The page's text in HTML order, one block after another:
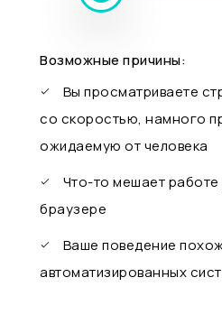
Возможные причины:
Вы просматриваете
со скоростью, намного
ожидаемую от человека
Что-то мешает
браузере
Ваше поведение
автоматизированных